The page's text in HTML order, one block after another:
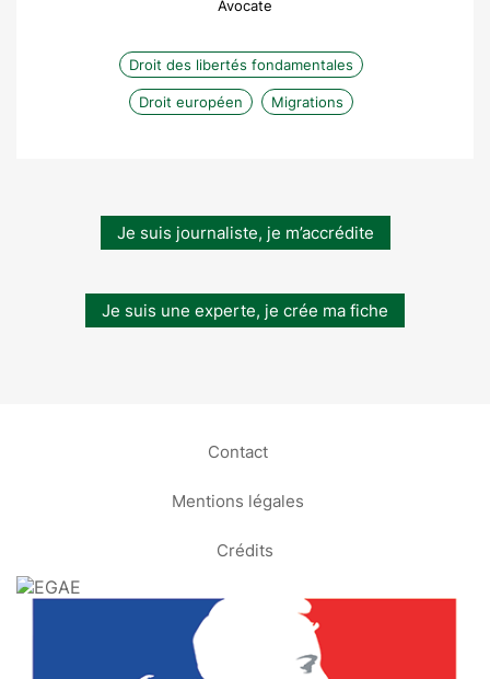
Avocate
Droit des libertés fondamentales
Droit européen Migrations
Je suis journaliste, je m’accrédite
Je suis une experte, je crée ma fiche
Contact
Mentions légales
Crédits